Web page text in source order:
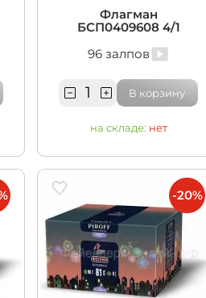
Флагман
БСП0409608 4/1
96 залпов
В корзину
на складе: нет
-20%